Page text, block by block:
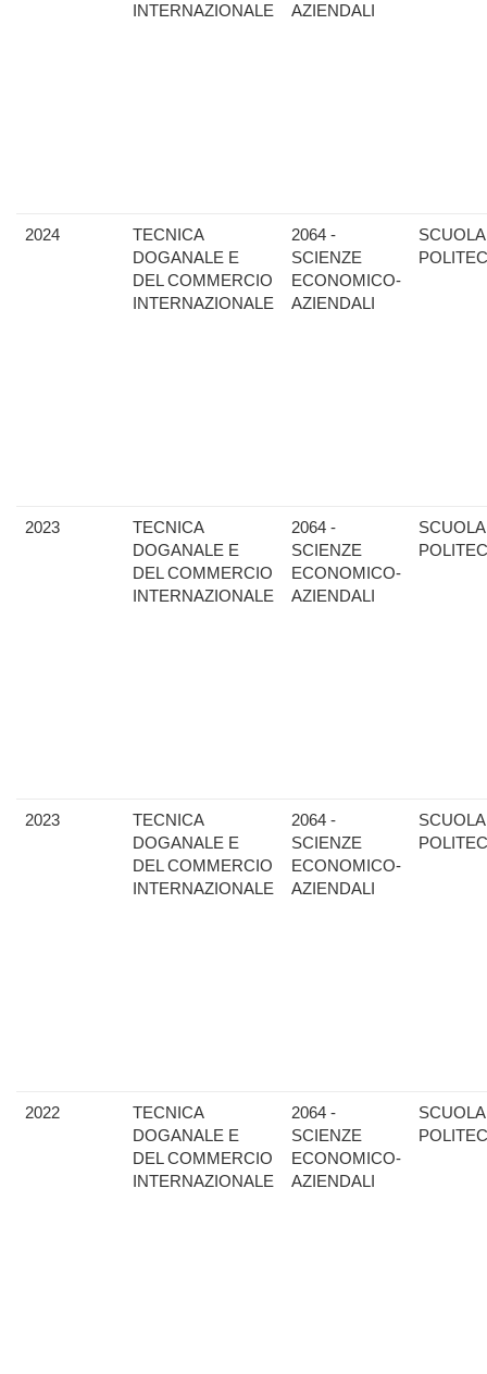
INTERNAZIONALE
AZIENDALI
2024
TECNICA
DOGANALE E
DEL COMMERCIO
INTERNAZIONALE
2064 -
SCIENZE
ECONOMICO-
AZIENDALI
SCUOLA
2023
TECNICA
DOGANALE E
DEL COMMERCIO
INTERNAZIONALE
2064 -
SCIENZE
ECONOMICO-
AZIENDALI
SCUOLA
2023
TECNICA
DOGANALE E
DEL COMMERCIO
INTERNAZIONALE
2064 -
SCIENZE
ECONOMICO-
AZIENDALI
SCUOLA
2022
TECNICA
DOGANALE E
DEL COMMERCIO
INTERNAZIONALE
2064 -
SCIENZE
ECONOMICO-
AZIENDALI
SCUOLA